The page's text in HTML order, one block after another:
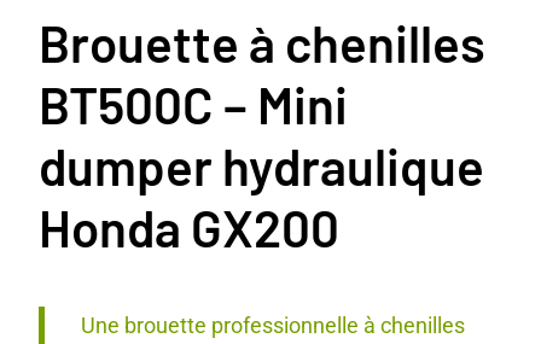
Brouette à chenilles
BT500C – Mini
dumper hydraulique
Honda GX200
Une brouette professionnelle à chenilles